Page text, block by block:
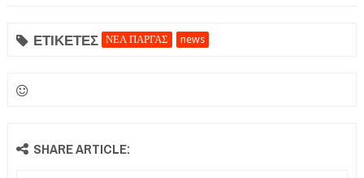
ΕΤΙΚΕΤΕΣ ΝΕΑ ΠΑΡΓΑΣ news
SHARE ARTICLE: